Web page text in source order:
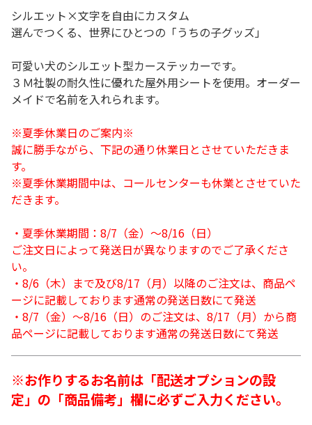
シルエット×文字を自由にカスタム
選んでつくる、世界にひとつの「うちの子グッズ」
可愛い犬のシルエット型カーステッカーです。
３Ｍ社製の耐久性に優れた屋外用シートを使用。オーダー
メイドで名前を入れられます。
※夏季休業日のご案内※
誠に勝手ながら、下記の通り休業日とさせていただきま
す。
※夏季休業期間中は、コールセンターも休業とさせていた
だきます。
・夏季休業期間：8/7（金）～8/16（日）
ご注文日によって発送日が異なりますのでご了承くださ
い。
・8/6（木）まで及び8/17（月）以降のご注文は、商品ペ
ージに記載しております通常の発送日数にて発送
・8/7（金）～8/16（日）のご注文は、8/17（月）から商
品ページに記載しております通常の発送日数にて発送
※お作りするお名前は「配送オプションの設
定」の「商品備考」欄に必ずご入力ください。